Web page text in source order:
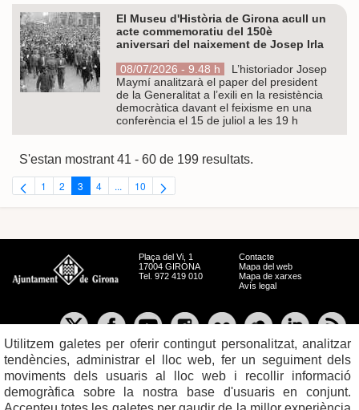
El Museu d'Història de Girona acull un
acte commemoratiu del 150è
aniversari del naixement de Josep Irla
08/07/2026 - 9.48 h
L’historiador Josep
Maymí analitzarà el paper del president
de la Generalitat a l’exili en la resistència
democràtica davant el feixisme en una
conferència el 15 de juliol a les 19 h
S'estan mostrant 41 - 60 de 199 resultats.
Pàgina
1 Pàgina
2 Pàgina
3 Pàgina
4 ...Pàgines intermèdies Utilitzeu TAB per navegar.
Pàgina
10
Plaça del Vi, 1
17004 GIRONA
Tel. 972 419 010
Contacte
Mapa del web
Mapa de xarxes
Avís legal
Utilitzem galetes per oferir contingut personalitzat, analitzar
tendències, administrar el lloc web, fer un seguiment dels
moviments dels usuaris al lloc web i recollir informació
demogràfica sobre la nostra base d'usuaris en conjunt.